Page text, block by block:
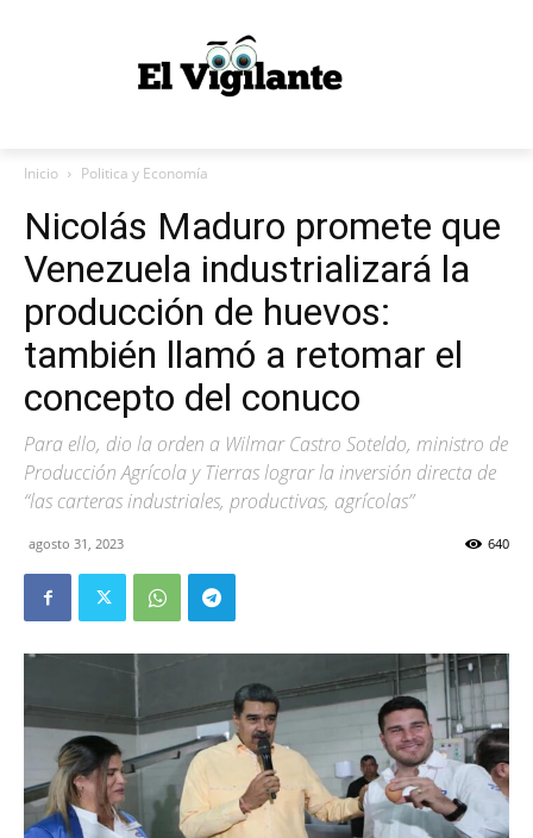
Inicio Politica y Economía
Nicolás Maduro promete que
Venezuela industrializará la
producción de huevos:
también llamó a retomar el
concepto del conuco
Para ello, dio la orden a Wilmar Castro Soteldo, ministro de
Producción Agrícola y Tierras lograr la inversión directa de
“las carteras industriales, productivas, agrícolas”
agosto 31, 2023 640